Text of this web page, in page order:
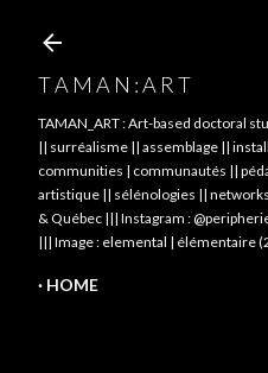
T A M A N : A R T
TAMAN_ART : Art-based doctoral
|| surréalisme || assemblage ||
communities | communautés ||
artistique || sélénologies ||
& Québec ||| Instagram :
||| Image : elemental | élémentaire
HOME